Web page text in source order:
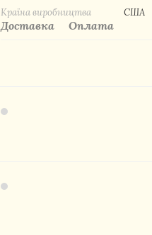
Країна виробництва
США
Доставка Оплата